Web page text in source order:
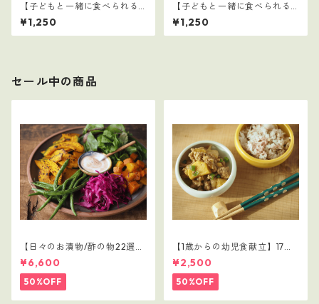
【子どもと一緒に食べられる
ごはん】29
¥1,250
【子どもと一緒に食べられる
ごはん】27
¥1,250
セール中の商品
【日々のお漬物/酢の物22選】
1～5セット（110レシピ）
¥6,600
50%OFF
【1歳からの幼児食献立】17レ
シピつき
¥2,500
50%OFF